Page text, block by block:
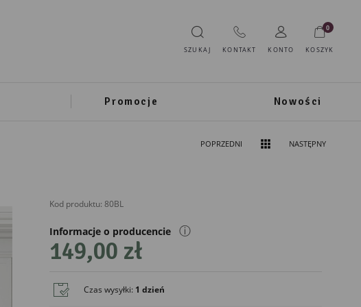
SZUKAJ KONTAKT KONTO KOSZYK
0
Promocje Nowości
POPRZEDNI NASTĘPNY
Kod produktu: 80BL
Informacje o producencie
DekoracjeIrys.pl Paweł Ćwikliński
ⓘ
149,00 zł
Czas wysyłki: 1 dzień